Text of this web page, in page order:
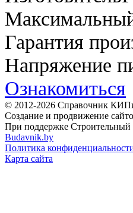
Гарантия
Напряжение
Ознакомиться
© 2012-2026 Справочник
Создание и продвижение
При поддержке Строительный
Budavnik.by
Политика
Карта сайта